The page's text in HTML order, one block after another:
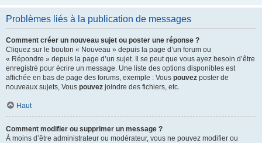
Problèmes liés à la publication de messages
Comment créer un nouveau sujet ou poster une réponse ?
Cliquez sur le bouton « Nouveau » depuis la page d’un forum ou
« Répondre » depuis la page d’un sujet. Il se peut que vous ayez besoin d’être
enregistré pour écrire un message. Une liste des options disponibles est
affichée en bas de page des forums, exemple : Vous pouvez poster de
nouveaux sujets, Vous pouvez joindre des fichiers, etc.
Haut
Comment modifier ou supprimer un message ?
À moins d’être administrateur ou modérateur, vous ne pouvez modifier ou